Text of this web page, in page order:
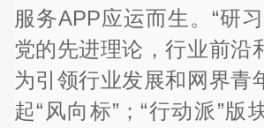
服务APP应运而生。“研
党的先进理论，行业前沿
为引领行业发展和网界青
起“风向标”；“行动派”版